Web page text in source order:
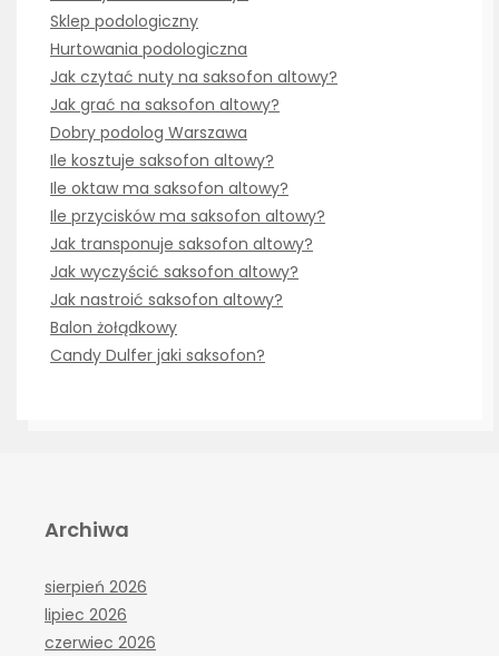
Sklep podologiczny
Hurtowania podologiczna
Jak czytać nuty na saksofon altowy?
Jak grać na saksofon altowy?
Dobry podolog Warszawa
Ile kosztuje saksofon altowy?
Ile oktaw ma saksofon altowy?
Ile przycisków ma saksofon altowy?
Jak transponuje saksofon altowy?
Jak wyczyścić saksofon altowy?
Jak nastroić saksofon altowy?
Balon żołądkowy
Candy Dulfer jaki saksofon?
Archiwa
sierpień 2026
lipiec 2026
czerwiec 2026